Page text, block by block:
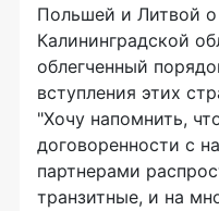
Польшей и Литвой
Калининградской
облегченный
вступления этих
"Хочу напомнить,
договоренности с
партнерами
транзитные, и на